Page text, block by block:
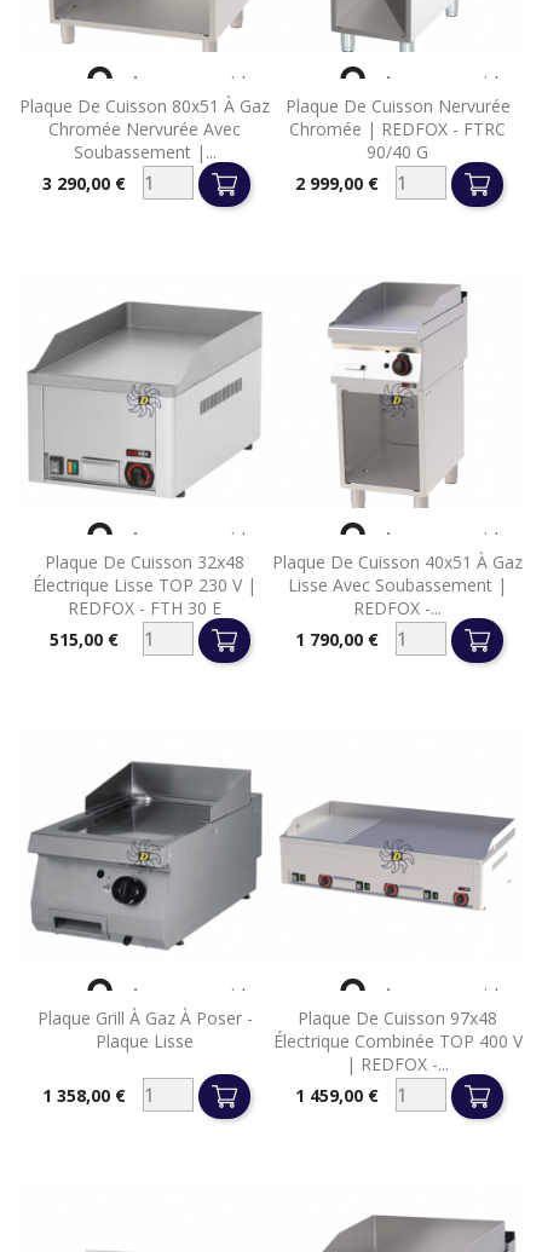
Plaque De Cuisson 80x51 À Gaz
Chromée Nervurée Avec
Soubassement |...
Prix3 290,00 €
 Aperçu rapide
Plaque De Cuisson Nervurée
Chromée | REDFOX - FTRC
90/40 G
Prix2 999,00 €
 Aperçu rapide
Plaque De Cuisson 32x48
Électrique Lisse TOP 230 V |
REDFOX - FTH 30 E
Prix515,00 €
 Aperçu rapide
Plaque De Cuisson 40x51 À Gaz
Lisse Avec Soubassement |
REDFOX -...
Prix1 790,00 €
 Aperçu rapide
Plaque Grill À Gaz À Poser -
Plaque Lisse
Prix1 358,00 €
 Aperçu rapide
Plaque De Cuisson 97x48
Électrique Combinée TOP 400 V
| REDFOX -...
Prix1 459,00 €
 Aperçu rapide